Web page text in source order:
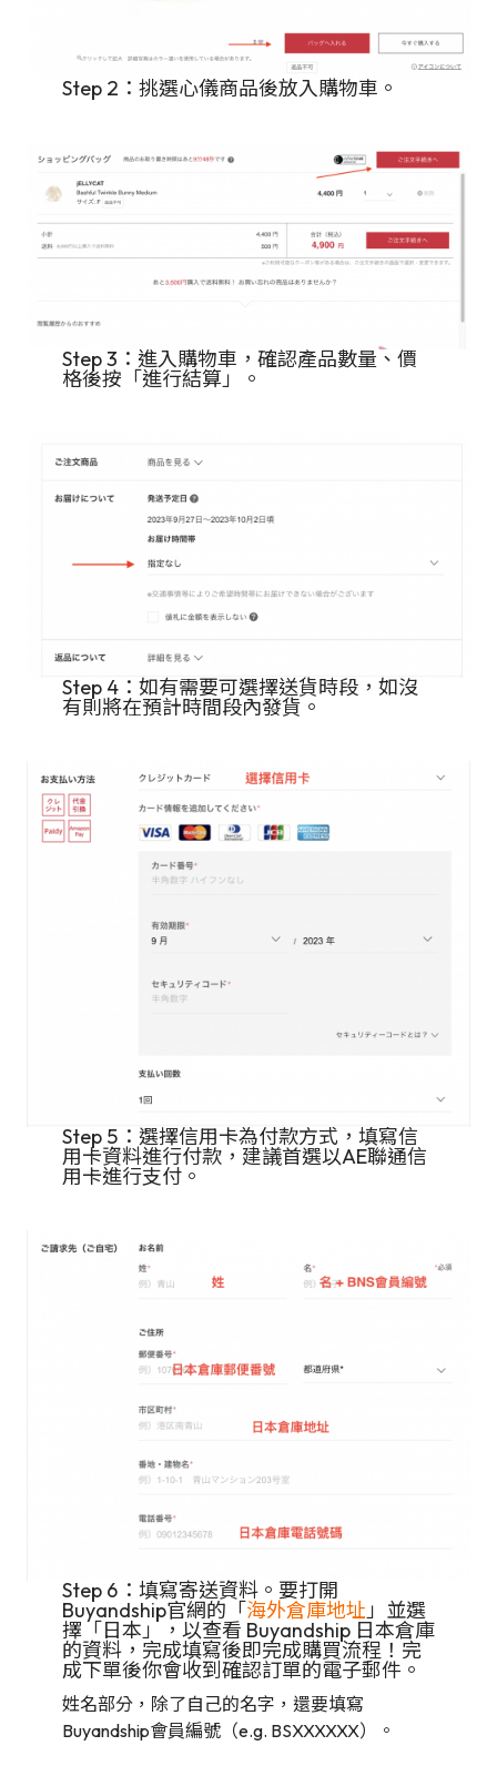
Step 2：挑選心儀商品後放入購物車。
Step 3：進入購物車，確認產品數量、價
格後按「進行結算」。
Step 4：如有需要可選擇送貨時段，如沒
有則將在預計時間段內發貨。
Step 5：選擇信用卡為付款方式，填寫信
用卡資料進行付款，建議首選以AE聯通信
用卡進行支付。
Step 6：填寫寄送資料。要打開
Buyandship官網的「海外倉庫地址」並選
擇「日本」，以查看 Buyandship 日本倉庫
的資料，完成填寫後即完成購買流程！完
成下單後你會收到確認訂單的電子郵件。
姓名部分，除了自己的名字，還要填寫
Buyandship會員編號（e.g. BSXXXXXX）。